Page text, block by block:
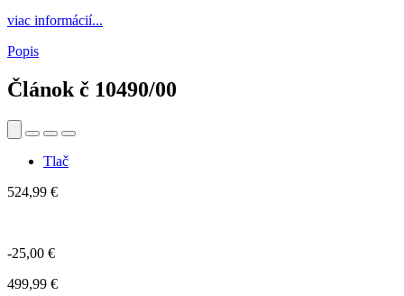
viac informácií...
Popis
Článok č 10490/00
Tlač
524,99 €
-25,00 €
499,99 €